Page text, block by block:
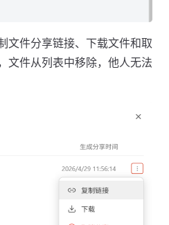
文件分享链接、下载文件和取
文件从列表中移除，他人无法